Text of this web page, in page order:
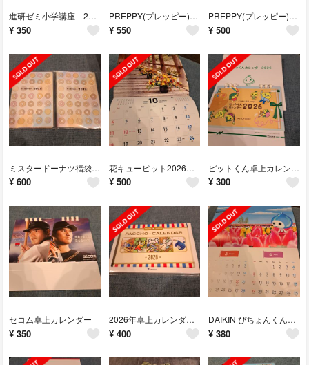
進研ゼミ小学講座 2年生 中学受験につながる国語、算数ワーク思考力 記述解答力
¥ 350
PREPPY(プレッピー)増刊 Men'sPREPPY(メンズプレッピー) 2…
¥ 550
PREPPY(プレッピー)増刊 Men'sPREPPY(メンズプレッピー) 2…
¥ 500
ミスタードーナツ福袋2026手帳
¥ 600
花キューピット2026カレンダー
¥ 500
ピットくん卓上カレンダー2026年
¥ 300
セコム卓上カレンダー
¥ 350
2026年卓上カレンダーガスパッチョ東京ガス
¥ 400
DAIKIN ぴちょんくんカレンダー 2026 壁掛け
¥ 380